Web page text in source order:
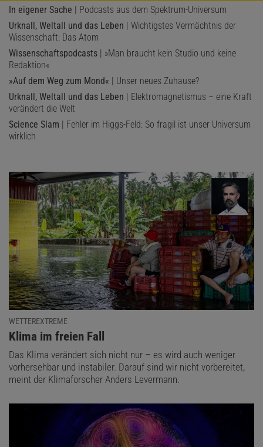
In eigener Sache | Podcasts aus dem Spektrum-Universum
Urknall, Weltall und das Leben | Wichtigstes Vermächtnis der
Wissenschaft: Das Atom
Wissenschaftspodcasts | »Man braucht kein Studio und keine
Redaktion«
»Auf dem Weg zum Mond« | Unser neues Zuhause?
Urknall, Weltall und das Leben | Elektromagnetismus – eine Kraft
verändert die Welt
Science Slam | Fehler im Higgs-Feld: So fragil ist unser Universum
wirklich
WETTEREXTREME
:
Klima im freien Fall
Das Klima verändert sich nicht nur – es wird auch weniger
vorhersehbar und instabiler. Darauf sind wir nicht vorbereitet,
meint der Klimaforscher Anders Levermann.